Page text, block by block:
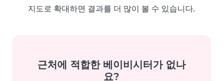
지도로 확대하면 결과를 더 많이 볼 수 있습니다.
근처에 적합한 베이비시터가 없나
요?